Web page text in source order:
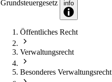
Grundsteuergesetz info
Öffentliches Recht
Verwaltungsrecht
Besonderes Verwaltungsrecht